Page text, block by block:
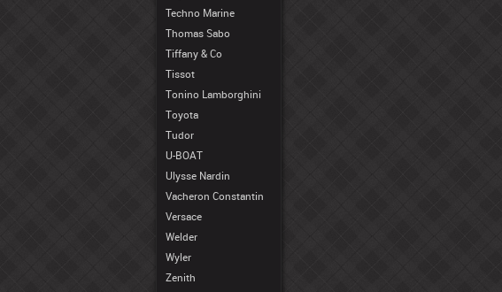
Techno Marine
Thomas Sabo
Tiffany & Co
Tissot
Tonino Lamborghini
Toyota
Tudor
U-BOAT
Ulysse Nardin
Vacheron Constantin
Versace
Welder
Wyler
Zenith